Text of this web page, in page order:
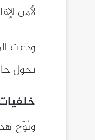
لأمن
ودعت
تحول
وتُوّج